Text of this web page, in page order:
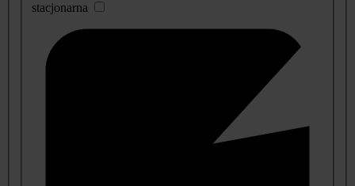
stacjonarna